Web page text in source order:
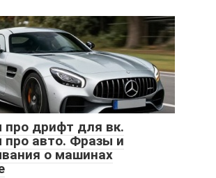
про дрифт для вк.
про авто. Фразы и
о машинах